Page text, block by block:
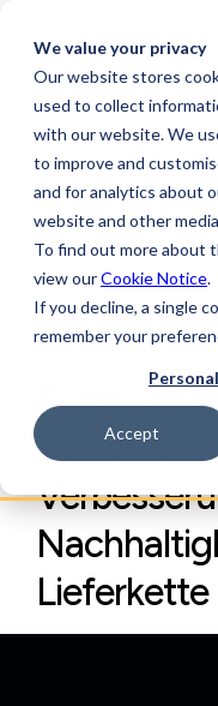
We value your privacy
Our website stores
used to collect
with our website. We
to improve and
and for analytics about
website and other
To find out more about
view ourCookie Notice.
If you decline, a single
remember your
Accept
EINBLICKE IN DIE
Fluidra
Bewertung